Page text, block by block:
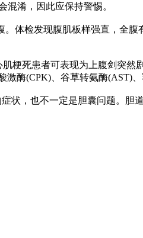
混淆，因此应保持警惕。
检发现腹肌板样强直，全腹
死患者可表现为上腹剑突然
酶(CPK)、谷草转氨酶(AST)
，也不一定是胆囊问题。胆